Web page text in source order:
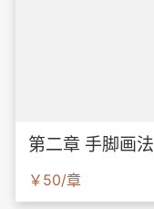
第二章 手脚画法
￥50/章